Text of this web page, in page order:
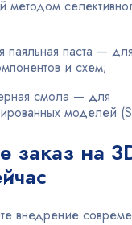
методом
паста —
и схем;
смола — для
моделей
заказ на
внедрение